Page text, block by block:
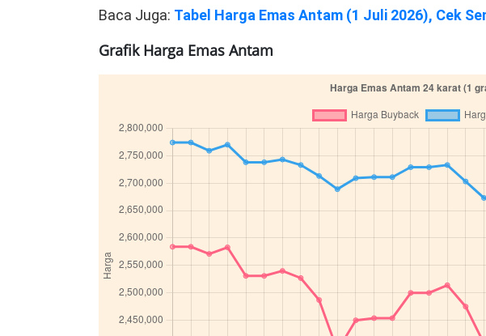
Baca Juga: Tabel Harga Emas Antam (1 Juli 2026), Cek
Grafik Harga Emas Antam